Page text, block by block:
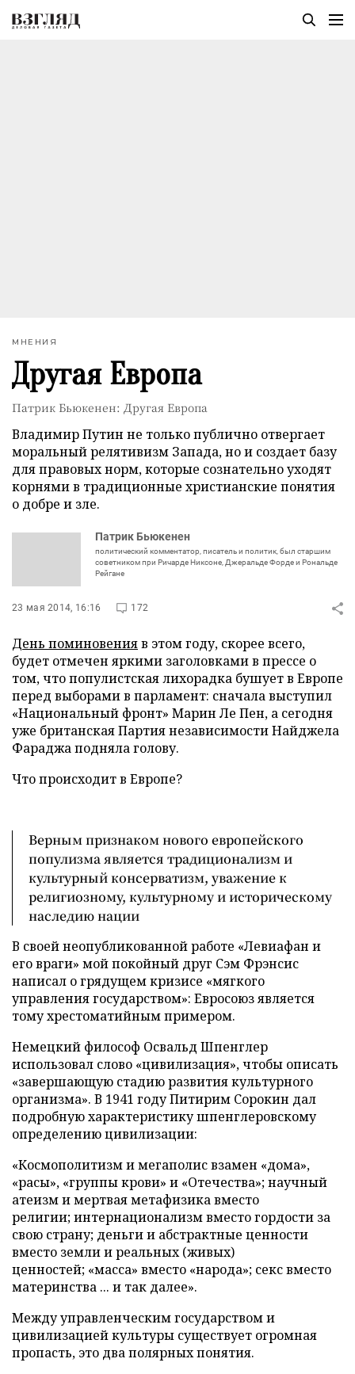
МНЕНИЯ
Другая Европа
Патрик Бьюкенен: Другая Европа
Владимир Путин не только публично отвергает
моральный релятивизм Запада, но и создает базу
для правовых норм, которые сознательно уходят
корнями в традиционные христианские понятия
о добре и зле.
Патрик Бьюкенен
политический комментатор, писатель и политик, был старшим
советником при Ричарде Никсоне, Джеральде Форде и Рональде
Рейгане
23 мая 2014, 16:16 172
День поминовенияв этом году, скорее всего,
будет отмечен яркими заголовками в прессе о
том, что популистская лихорадка бушует в Европе
перед выборами в парламент: сначала выступил
«Национальный фронт» Марин Ле Пен, а сегодня
уже британская Партия независимости Найджела
Фараджа подняла голову.
Что происходит в Европе?
Верным признаком нового европейского
популизма является традиционализм и
культурный консерватизм, уважение к
религиозному, культурному и историческому
наследию нации
В своей неопубликованной работе «Левиафан и
его враги» мой покойный друг Сэм Фрэнсис
написал о грядущем кризисе «мягкого
управления государством»: Евросоюз является
тому хрестоматийным примером.
Немецкий философ Освальд Шпенглер
использовал слово «цивилизация», чтобы описать
«завершающую стадию развития культурного
организма». В 1941 году Питирим Сорокин дал
подробную характеристику шпенглеровскому
определению цивилизации:
«Космополитизм и мегаполис взамен «дома»,
«расы», «группы крови» и «Отечества»; научный
атеизм и мертвая метафизика вместо
религии; интернационализм вместо гордости за
свою страну; деньги и абстрактные ценности
вместо земли и реальных (живых)
ценностей; «масса» вместо «народа»; секс вместо
материнства ... и так далее».
Между управленческим государством и
цивилизацией культуры существует огромная
пропасть, это два полярных понятия.